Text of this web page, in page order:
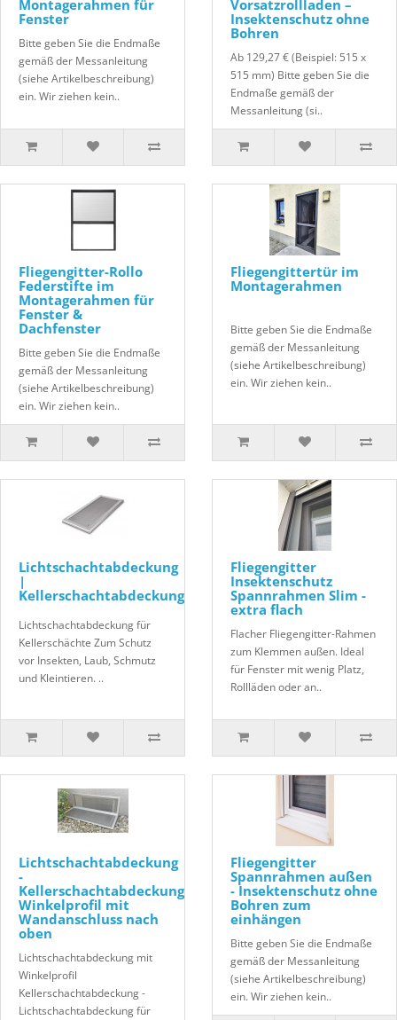
Montagerahmen für
Fenster
Bitte geben Sie die Endmaße
gemäß der Messanleitung
(siehe Artikelbeschreibung)
ein. Wir ziehen kein..
Vorsatzrollladen –
Insektenschutz ohne
Bohren
Ab 129,27 € (Beispiel: 515 x
515 mm) Bitte geben Sie die
Endmaße gemäß der
Messanleitung (si..
Fliegengitter-Rollo
Federstifte im
Montagerahmen für
Fenster &
Dachfenster
Bitte geben Sie die Endmaße
gemäß der Messanleitung
(siehe Artikelbeschreibung)
ein. Wir ziehen kein..
Fliegengittertür im
Montagerahmen
Bitte geben Sie die Endmaße
gemäß der Messanleitung
(siehe Artikelbeschreibung)
ein. Wir ziehen kein..
Lichtschachtabdeckung
|
Kellerschachtabdeckung
Lichtschachtabdeckung für
Kellerschächte Zum Schutz
vor Insekten, Laub, Schmutz
und Kleintieren. ..
Fliegengitter
Insektenschutz
Spannrahmen Slim -
extra flach
Flacher Fliegengitter-Rahmen
zum Klemmen außen. Ideal
für Fenster mit wenig Platz,
Rollläden oder an..
Lichtschachtabdeckung
-
Kellerschachtabdeckung
Winkelprofil mit
Wandanschluss nach
oben
Lichtschachtabdeckung mit
Winkelprofil
Kellerschachtabdeckung -
Lichtschachtabdeckung für
Fliegengitter
Spannrahmen außen
- Insektenschutz ohne
Bohren zum
einhängen
Bitte geben Sie die Endmaße
gemäß der Messanleitung
(siehe Artikelbeschreibung)
ein. Wir ziehen kein..